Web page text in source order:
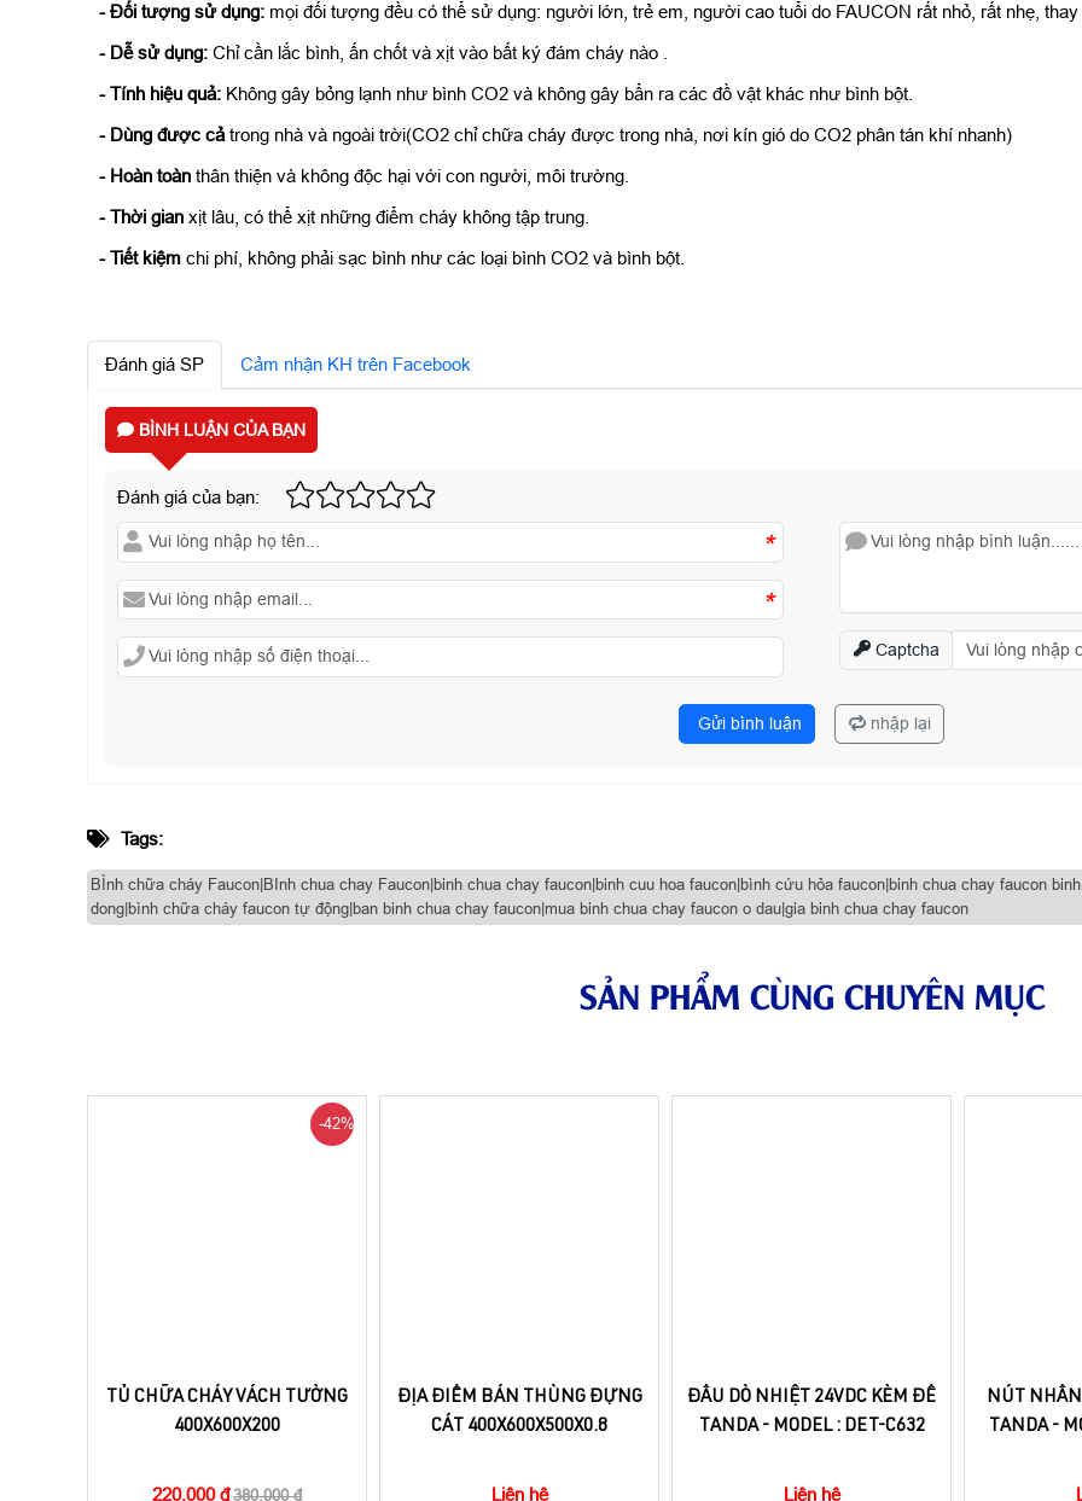
- Đối tượng sử dụng: mọi đối tượng đều có thể sử dụng: người lớn, trẻ em, người cao tuổi do FAUCON rất nhỏ, rất nhẹ,
- Dễ sử dụng: Chỉ cần lắc bình, ấn chốt và xịt vào bất ký đám cháy nào .
- Tính hiệu quả: Không gây bỏng lạnh như bình CO2 và không gây bẩn ra các đồ vật khác như bình bột.
- Dùng được cả trong nhà và ngoài trời(CO2 chỉ chữa cháy được trong nhà, nơi kín gió do CO2 phân tán khí nhanh)
- Hoàn toàn thân thiện và không độc hại với con người, môi trường.
- Thời gian xịt lâu, có thể xịt những điểm cháy không tập trung.
- Tiết kiệm chi phí, không phải sạc bình như các loại bình CO2 và bình bột.
Đánh giá SP Cảm nhận KH trên Facebook
BÌNH LUẬN CỦA BẠN
Đánh giá của bạn:
*
*
Captcha
Gửi bình luận nhập lại
Tags:
BÌnh chữa cháy Faucon|BInh chua chay Faucon|binh chua chay faucon|binh cuu hoa faucon|bình cứu hỏa faucon|binh chua chay faucon
dong|bình chữa cháy faucon tự động|ban binh chua chay faucon|mua binh chua chay faucon o dau|gia binh chua chay faucon
SẢN PHẨM CÙNG CHUYÊN MỤC
-42%
TỦ CHỮA CHÁY VÁCH TƯỜNG
400X600X200
220.000 đ 380.000 đ
ĐỊA ĐIỂM BÁN THÙNG ĐỰNG
CÁT 400X600X500X0.8
Liên hệ
ĐẦU DÒ NHIỆT 24VDC KÈM ĐẾ
TANDA - MODEL : DET-C632
Liên hệ
NÚT
TANDA -